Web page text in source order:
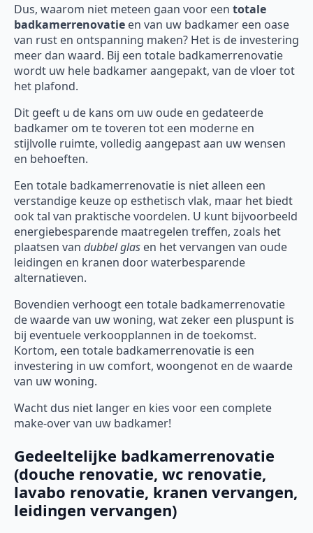
Dus, waarom niet meteen gaan voor een totale
badkamerrenovatie en van uw badkamer een oase
van rust en ontspanning maken? Het is de investering
meer dan waard. Bij een totale badkamerrenovatie
wordt uw hele badkamer aangepakt, van de vloer tot
het plafond.
Dit geeft u de kans om uw oude en gedateerde
badkamer om te toveren tot een moderne en
stijlvolle ruimte, volledig aangepast aan uw wensen
en behoeften.
Een totale badkamerrenovatie is niet alleen een
verstandige keuze op esthetisch vlak, maar het biedt
ook tal van praktische voordelen. U kunt bijvoorbeeld
energiebesparende maatregelen treffen, zoals het
plaatsen van dubbel glas en het vervangen van oude
leidingen en kranen door waterbesparende
alternatieven.
Bovendien verhoogt een totale badkamerrenovatie
de waarde van uw woning, wat zeker een pluspunt is
bij eventuele verkoopplannen in de toekomst.
Kortom, een totale badkamerrenovatie is een
investering in uw comfort, woongenot en de waarde
van uw woning.
Wacht dus niet langer en kies voor een complete
make-over van uw badkamer!
Gedeeltelijke badkamerrenovatie
(douche renovatie, wc renovatie,
lavabo renovatie, kranen vervangen,
leidingen vervangen)